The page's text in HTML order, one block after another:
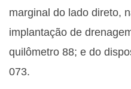
marginal do lado direto,
implantação de
quilômetro 88; e do
073.